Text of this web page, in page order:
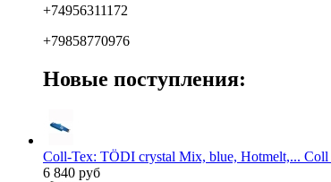
+74956311172
+79858770976
Новые поступления:
Coll-Tex: TÖDI crystal Mix, blue, Hotmelt,... Coll
6 840 руб